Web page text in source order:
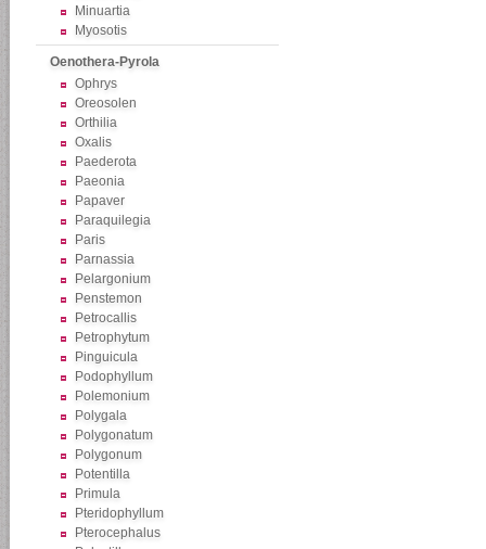
Minuartia
Myosotis
Oenothera-Pyrola
Ophrys
Oreosolen
Orthilia
Oxalis
Paederota
Paeonia
Papaver
Paraquilegia
Paris
Parnassia
Pelargonium
Penstemon
Petrocallis
Petrophytum
Pinguicula
Podophyllum
Polemonium
Polygala
Polygonatum
Polygonum
Potentilla
Primula
Pteridophyllum
Pterocephalus